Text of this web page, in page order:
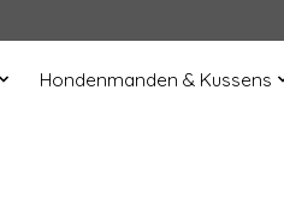
Hondenmanden & Kussens